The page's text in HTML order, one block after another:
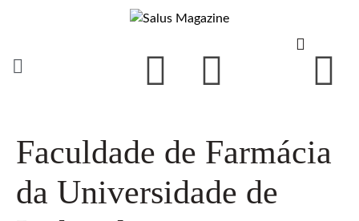
Faculdade de Farmácia
da Universidade de